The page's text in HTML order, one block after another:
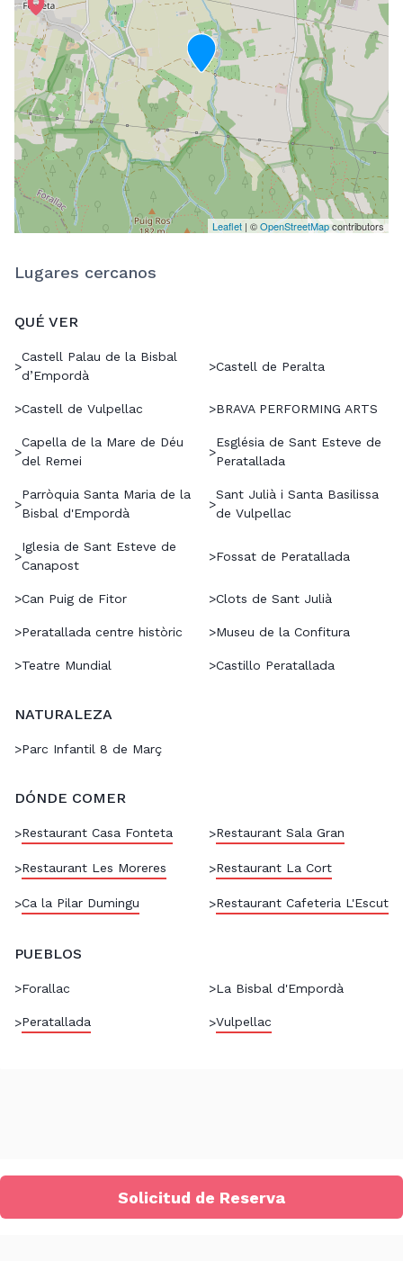
Leaflet | ©OpenStreetMapcontributors
Lugares cercanos
QUÉ VER
>
Castell Palau de la Bisbal
d’Empordà
>Castell de Peralta
>Castell de Vulpellac >BRAVA PERFORMING ARTS
>
Capella de la Mare de Déu
del Remei
>
Església de Sant Esteve de
Peratallada
>
Parròquia Santa Maria de la
Bisbal d'Empordà
>
Sant Julià i Santa Basilissa
de Vulpellac
>
Iglesia de Sant Esteve de
Canapost
>Fossat de Peratallada
>Can Puig de Fitor >Clots de Sant Julià
>Peratallada centre històric >Museu de la Confitura
>Teatre Mundial >Castillo Peratallada
NATURALEZA
>Parc Infantil 8 de Març
DÓNDE COMER
>Restaurant Casa Fonteta >Restaurant Sala Gran
>Restaurant Les Moreres >Restaurant La Cort
>Ca la Pilar Dumingu >Restaurant Cafeteria L'Escut
PUEBLOS
>Forallac >La Bisbal d'Empordà
>Peratallada >Vulpellac
Solicitud de Reserva